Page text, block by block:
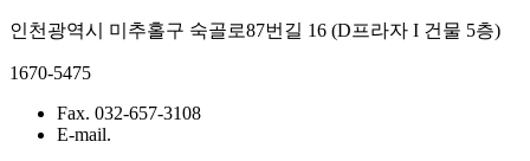
인천광역시 미추홀구 숙골로87번길 16 (D프라자 I 건물 5층)
1670-5475
Fax. 032-657-3108
E-mail.